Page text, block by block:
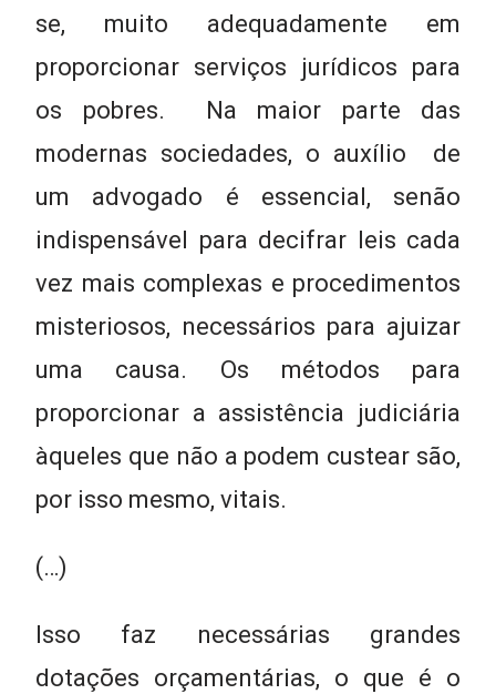
se, muito adequadamente em
proporcionar serviços jurídicos para
os pobres. Na maior parte das
modernas sociedades, o auxílio de
um advogado é essencial, senão
indispensável para decifrar leis cada
vez mais complexas e procedimentos
misteriosos, necessários para ajuizar
uma causa. Os métodos para
proporcionar a assistência judiciária
àqueles que não a podem custear são,
por isso mesmo, vitais.
(…)
Isso faz necessárias grandes
dotações orçamentárias, o que é o